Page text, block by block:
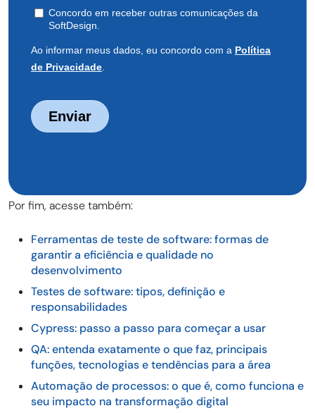
Por fim, acesse também:
Ferramentas de teste de software: formas de
garantir a eficiência e qualidade no
desenvolvimento
Testes de software: tipos, definição e
responsabilidades
Cypress: passo a passo para começar a usar
QA: entenda exatamente o que faz, principais
funções, tecnologias e tendências para a área
Automação de processos: o que é, como funciona e
seu impacto na transformação digital